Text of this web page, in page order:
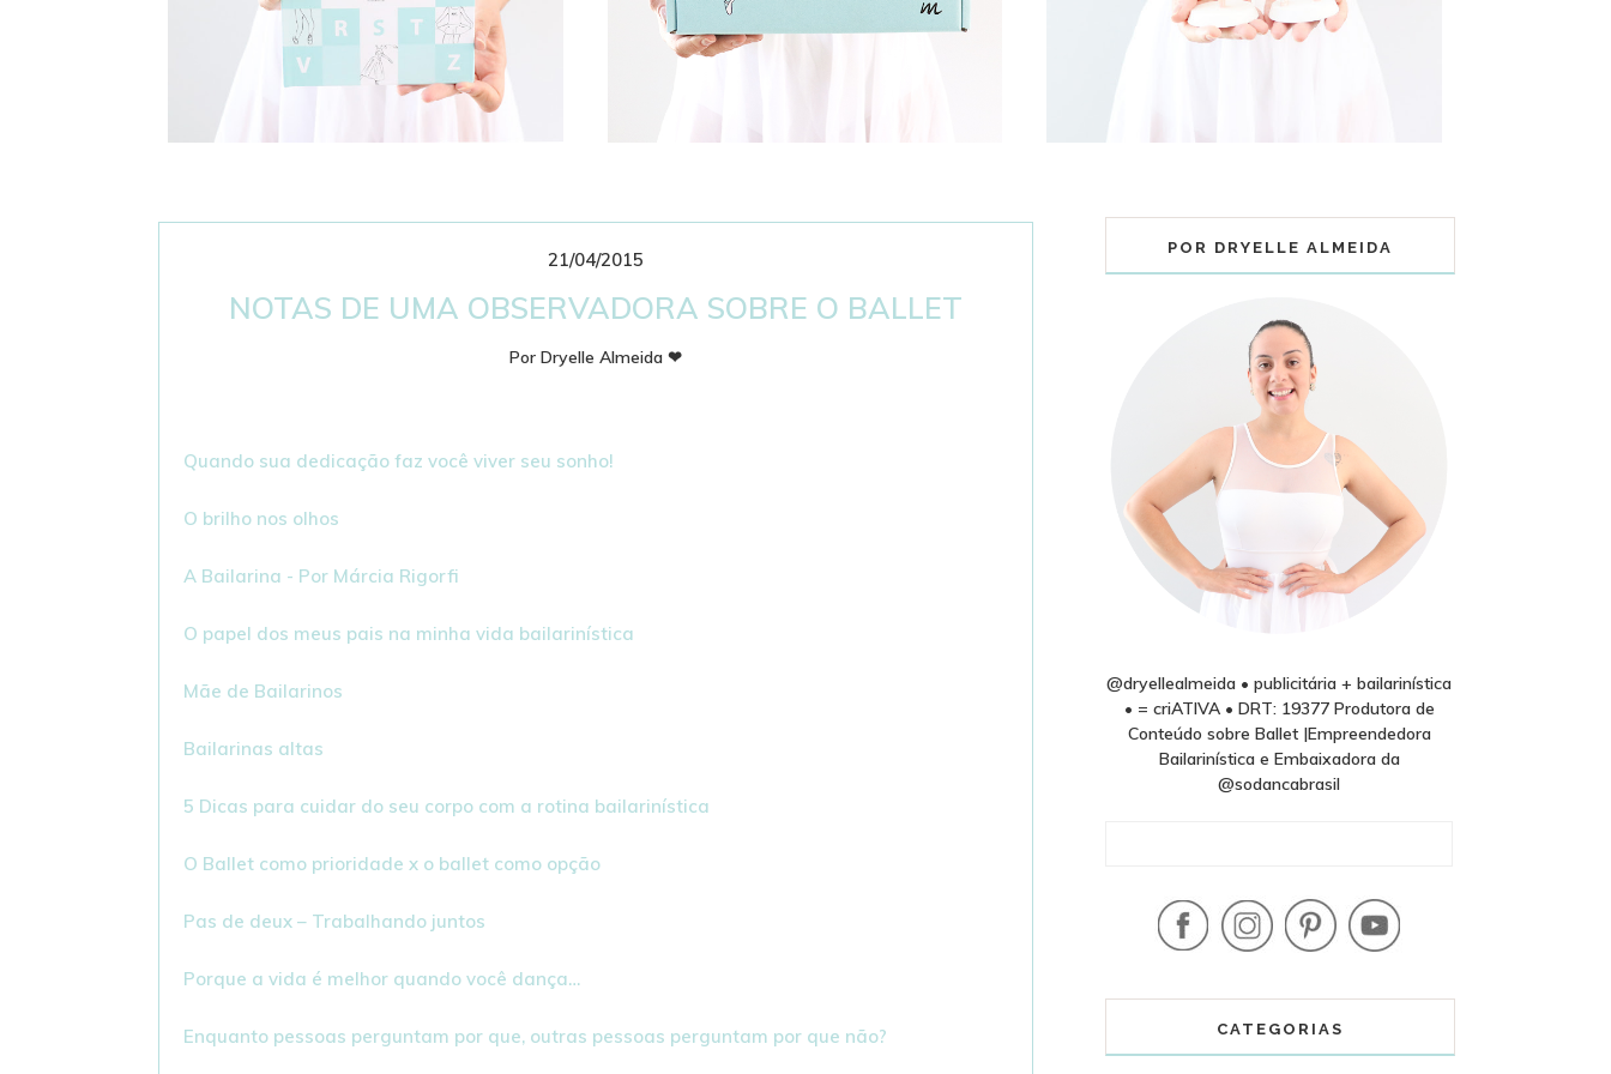
21/04/2015
NOTAS DE UMA OBSERVADORA SOBRE O BALLET
Por Dryelle Almeida ❤
Quando sua dedicação faz você viver seu sonho!
O brilho nos olhos
A Bailarina - Por Márcia Rigorfi
O papel dos meus pais na minha vida bailarinística
Mãe de Bailarinos
Bailarinas altas
5 Dicas para cuidar do seu corpo com a rotina bailarinística
O Ballet como prioridade x o ballet como opção
Pas de deux – Trabalhando juntos
Porque a vida é melhor quando você dança…
Enquanto pessoas perguntam por que, outras pessoas perguntam por que não?
POR DRYELLE ALMEIDA
@dryellealmeida • publicitária + bailarinística
• = criATIVA • DRT: 19377 Produtora de
Conteúdo sobre Ballet |Empreendedora
Bailarinística e Embaixadora da
@sodancabrasil
CATEGORIAS